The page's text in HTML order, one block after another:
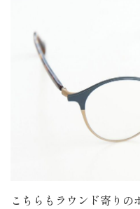
こちらもラウンド寄りの